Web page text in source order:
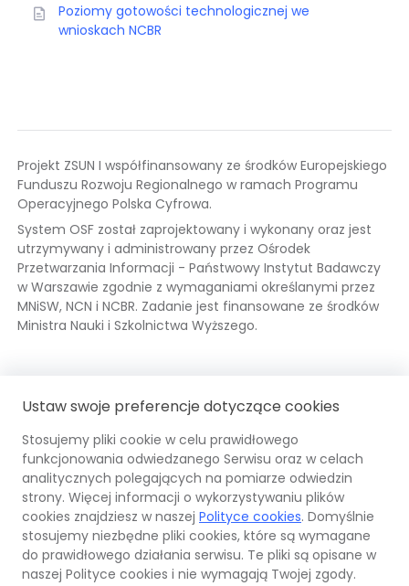
Poziomy gotowości technologicznej we
wnioskach NCBR
Projekt ZSUN I współfinansowany ze środków Europejskiego
Funduszu Rozwoju Regionalnego w ramach Programu
Operacyjnego Polska Cyfrowa.
System OSF został zaprojektowany i wykonany oraz jest
utrzymywany i administrowany przez Ośrodek
Przetwarzania Informacji - Państwowy Instytut Badawczy
w Warszawie zgodnie z wymaganiami określanymi przez
MNiSW, NCN i NCBR. Zadanie jest finansowane ze środków
Ministra Nauki i Szkolnictwa Wyższego.
Fundusze
Europejskie
Odnośnik
otwiera
się
w
nowej
karcie
OPI
PIB
Odnośnik
otwiera
się
w
nowej
karcie
© 2026 Ośrodek Przetwarzania Informacji –
Ustaw swoje preferencje dotyczące cookies
Stosujemy pliki cookie w celu prawidłowego
funkcjonowania odwiedzanego Serwisu oraz w celach
analitycznych polegających na pomiarze odwiedzin
strony. Więcej informacji o wykorzystywaniu plików
cookies znajdziesz w naszej Polityce cookies. Domyślnie
stosujemy niezbędne pliki cookies, które są wymagane
do prawidłowego działania serwisu. Te pliki są opisane w
naszej Polityce cookies i nie wymagają Twojej zgody.